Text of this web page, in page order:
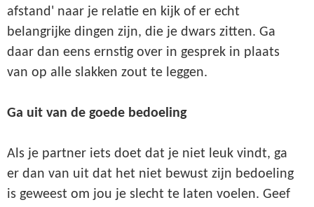
afstand' naar je relatie en kijk of er echt
belangrijke dingen zijn, die je dwars zitten. Ga
daar dan eens ernstig over in gesprek in plaats
van op alle slakken zout te leggen.
Ga uit van de goede bedoeling
Als je partner iets doet dat je niet leuk vindt, ga
er dan van uit dat het niet bewust zijn bedoeling
is geweest om jou je slecht te laten voelen. Geef